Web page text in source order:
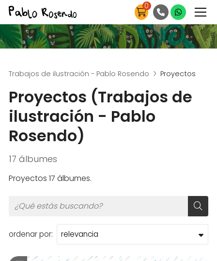
0
Trabajos de ilustración - Pablo Rosendo Proyectos
Proyectos (Trabajos de
ilustración - Pablo
Rosendo)
17 álbumes
Proyectos 17 álbumes.
ordenar por: